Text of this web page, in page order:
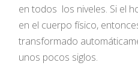
en todos los niveles. Si el
en el cuerpo físico,
transformado
unos pocos siglos.